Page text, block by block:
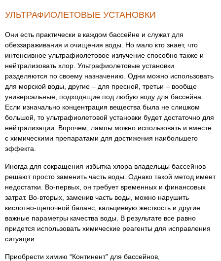
УЛЬТРАФИОЛЕТОВЫЕ УСТАНОВКИ
Они есть практически в каждом бассейне и служат для
обеззараживания и очищения воды. Но мало кто знает, что
интенсивное ультрафиолетовое излучение способно также и
нейтрализовать хлор. Ультрафиолетовые установки
разделяются по своему назначению. Одни можно использовать
для морской воды, другие – для пресной, третьи – вообще
универсальные, подходящие под любую воду для бассейна.
Если изначально концентрация вещества была не слишком
большой, то ультрафиолетовой установки будет достаточно для
нейтрализации. Впрочем, лампы можно использовать и вместе
с химическими препаратами для достижения наибольшего
эффекта.
Иногда для сокращения избытка хлора владельцы бассейнов
решают просто заменить часть воды. Однако такой метод имеет
недостатки. Во-первых, он требует временных и финансовых
затрат. Во-вторых, заменив часть воды, можно нарушить
кислотно-щелочной баланс, кальциевую жесткость и другие
важные параметры качества воды. В результате все равно
придется использовать химические реагенты для исправления
ситуации.
Приобрести химию “Континент” для бассейнов,